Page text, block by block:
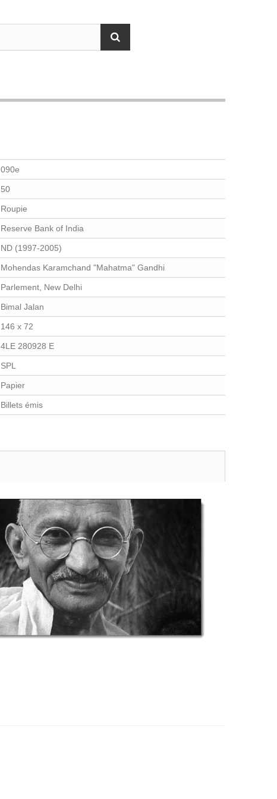
090e
50
Roupie
Reserve Bank of India
ND (1997-2005)
Mohendas Karamchand "Mahatma" Gandhi
Parlement, New Delhi
Bimal Jalan
146 x 72
4LE 280928 E
SPL
Papier
Billets émis